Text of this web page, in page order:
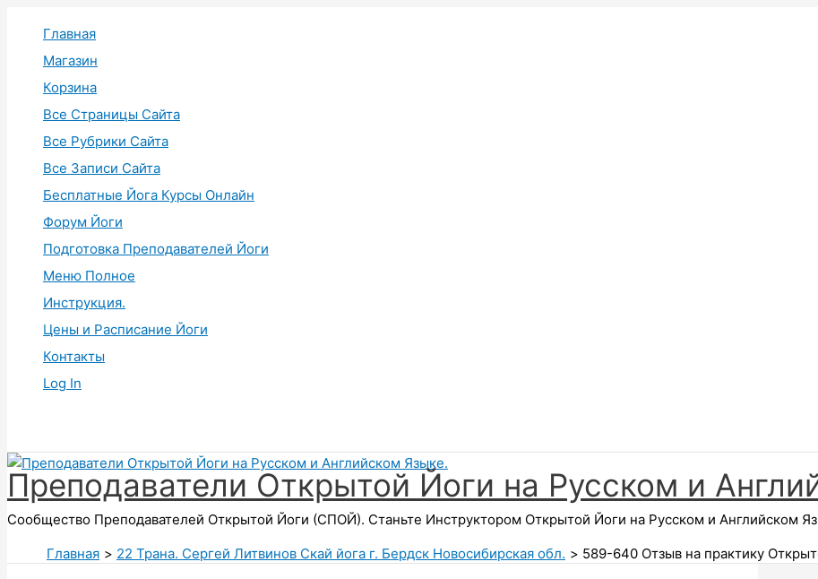
содержимому
Главная
Магазин
Корзина
Все Страницы Сайта
Все Рубрики Сайта
Все Записи Сайта
Бесплатные Йога Курсы Онлайн
Форум Йоги
Подготовка Преподавателей Йоги
Меню Полное
Инструкция.
Цены и Расписание Йоги
Контакты
Log In
Преподаватели Открытой Йоги на Русском и
Сообщество Преподавателей Открытой Йоги (СПОЙ). Станьте Инструктором Открытой Йоги на Русском и Английском
Главная
22 Трана. Сергей Литвинов Скай йога г. Бердск Новосибирская обл. 589-640 Отзыв на практику